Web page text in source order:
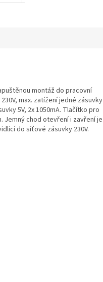
montáž do pracovní
max. zatížení jedné zásuvky
5V, 2x 1050mA. Tlačítko pro
Jemný chod otevření i zavření je
do síťové zásuvky 230V.